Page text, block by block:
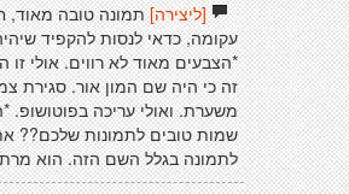
[ליצירה]תמונה טובה מאוד,
עקומה, כדאי לנסות להקפיד
*הצבעים מאוד לא רווים. אולי
זה כי היה שם המון אור. סגירת
משערת. ואולי עריכה
שמות טובים לתמונות שלכם??
לתמונה בגלל השם הזה. הוא